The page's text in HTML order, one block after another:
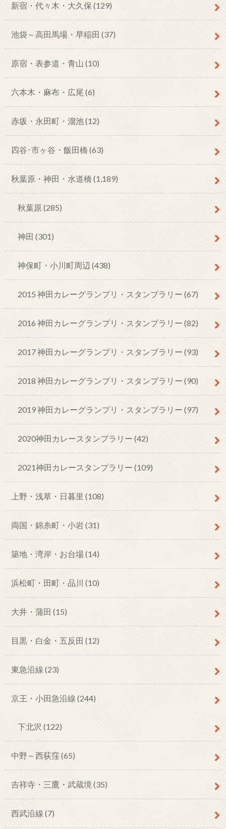
新宿・代々木・大久保 (129)
池袋～高田馬場・早稲田 (37)
原宿・表参道・青山 (10)
六本木・麻布・広尾 (6)
赤坂・永田町・溜池(12)
四谷･市ヶ谷・飯田橋 (63)
秋葉原・神田・水道橋 (1,189)
秋葉原 (285)
神田 (301)
神保町・小川町周辺 (438)
2015 神田カレーグランプリ・スタンプラリー (67)
2016 神田カレーグランプリ・スタンプラリー (82)
2017 神田カレーグランプリ・スタンプラリー (93)
2018 神田カレーグランプリ・スタンプラリー (90)
2019 神田カレーグランプリ・スタンプラリー (97)
2020神田カレースタンプラリー (42)
2021神田カレースタンプラリー (109)
上野・浅草・日暮里 (108)
両国・錦糸町・小岩(31)
築地・湾岸・お台場(14)
浜松町・田町・品川 (10)
大井・蒲田 (15)
目黒・白金・五反田 (12)
東急沿線 (23)
京王・小田急沿線 (244)
下北沢 (122)
中野～西荻窪 (65)
吉祥寺・三鷹・武蔵境 (35)
西武沿線 (7)